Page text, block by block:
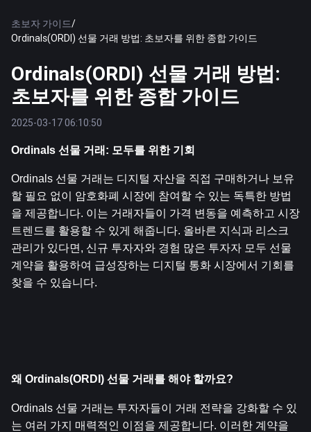
초보자 가이드/
Ordinals(ORDI) 선물 거래 방법: 초보자를 위한 종합 가이드
Ordinals(ORDI) 선물 거래 방법:
초보자를 위한 종합 가이드
2025-03-17 06:10:50
Ordinals 선물 거래: 모두를 위한 기회
Ordinals 선물 거래는 디지털 자산을 직접 구매하거나 보유
할 필요 없이 암호화폐 시장에 참여할 수 있는 독특한 방법
을 제공합니다. 이는 거래자들이 가격 변동을 예측하고 시장
트렌드를 활용할 수 있게 해줍니다. 올바른 지식과 리스크
관리가 있다면, 신규 투자자와 경험 많은 투자자 모두 선물
계약을 활용하여 급성장하는 디지털 통화 시장에서 기회를
찾을 수 있습니다.
왜 Ordinals(ORDI) 선물 거래를 해야 할까요?
Ordinals 선물 거래는 투자자들이 거래 전략을 강화할 수 있
는 여러 가지 매력적인 이점을 제공합니다. 이러한 계약을